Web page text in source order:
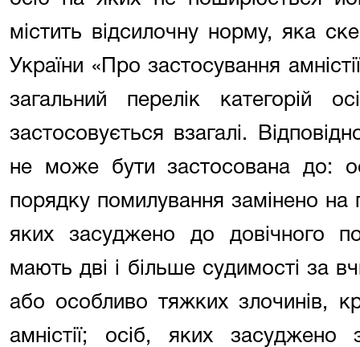
містить відсилочну норму, яка
України «Про застосування
загальний перелік категорій
застосовується взагалі.
не може бути застосована до:
порядку помилування замінено на
яких засуджено до довічного
мають дві і більше судимості за
або особливо тяжких злочинів,
амністії; осіб, яких